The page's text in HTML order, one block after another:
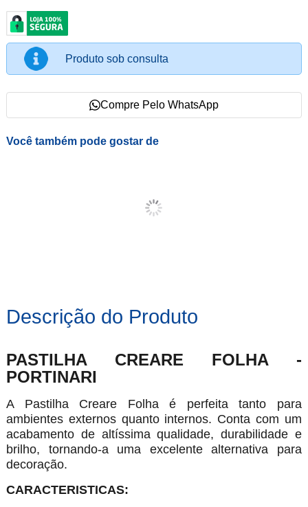
Produto sob consulta
Compre Pelo WhatsApp
Você também pode gostar de
Descrição do Produto
PASTILHA CREARE FOLHA -
PORTINARI
A Pastilha Creare Folhaé perfeita tanto para
ambientes externos quanto internos. Conta com um
acabamento de altíssima qualidade, durabilidade e
brilho, tornando-a uma excelente alternativa para
decoração.
CARACTERISTICAS: